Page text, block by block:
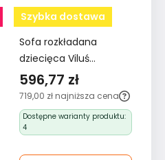
Szybka dostawa
Sofa rozkładana
dziecięca Viluś
106x75x80 cm narożnik
jednoosobowy do
pokoju z funkcją spania
i przechowywania dla
596,77 zł
719,00 zł najniższa cena
Dostępne warianty produktu:
4